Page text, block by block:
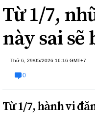
sách
thoại
Từ 1/7,
này sai sẽ
Thứ 6, 29/05/2026 16:16 GMT+7
0
Từ 1/7, hành vi